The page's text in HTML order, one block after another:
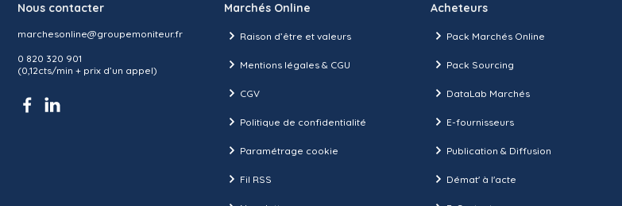
Nous contacter
marchesonline@groupemoniteur.fr
0 820 320 901
(0,12cts/min + prix d’un appel)
Marchés Online
Raison d’être et valeurs
Mentions légales & CGU
CGV
Politique de confidentialité
Paramétrage cookie
Fil RSS
Acheteurs
Pack Marchés Online
Pack Sourcing
DataLab Marchés
E-fournisseurs
Publication & Diffusion
Démat' à l'acte